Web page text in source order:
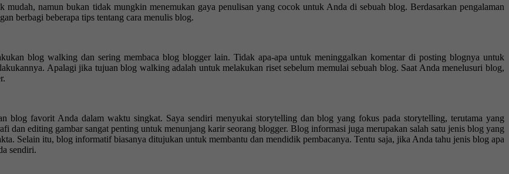
namun bukan tidak mungkin menemukan gaya penulisan yang cocok untuk Anda di sebuah blog. Berdasarkan pengalaman
berbagi beberapa tips tentang cara menulis blog.
blog walking dan sering membaca blog blogger lain. Tidak apa-apa untuk meninggalkan komentar di posting blognya untuk
Apalagi jika tujuan blog walking adalah untuk melakukan riset sebelum memulai sebuah blog. Saat Anda menelusuri blog,
blog favorit Anda dalam waktu singkat. Saya sendiri menyukai storytelling dan blog yang fokus pada storytelling, terutama yang
dan editing gambar sangat penting untuk menunjang karir seorang blogger. Blog informasi juga merupakan salah satu jenis blog yang
Selain itu, blog informatif biasanya ditujukan untuk membantu dan mendidik pembacanya. Tentu saja, jika Anda tahu jenis blog apa
sendiri.